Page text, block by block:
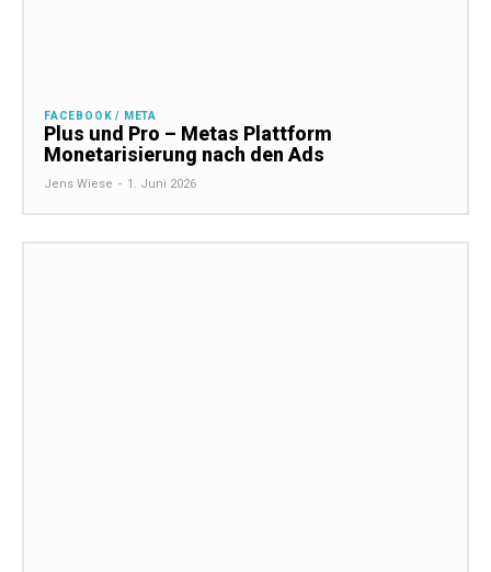
FACEBOOK / META
Plus und Pro – Metas Plattform
Monetarisierung nach den Ads
Jens Wiese - 1. Juni 2026